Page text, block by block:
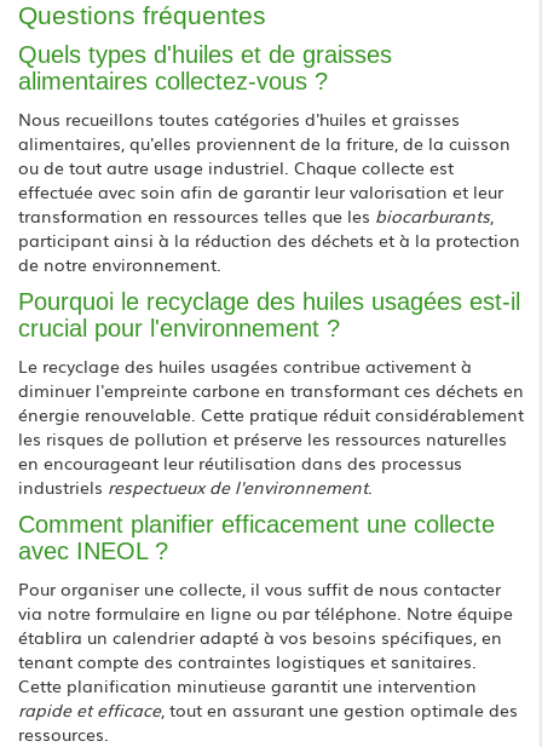
Questions fréquentes
Quels types d'huiles et de graisses
alimentaires collectez-vous ?
Nous recueillons toutes catégories d'huiles et graisses
alimentaires, qu'elles proviennent de la friture, de la cuisson
ou de tout autre usage industriel. Chaque collecte est
effectuée avec soin afin de garantir leur valorisation et leur
transformation en ressources telles que les biocarburants,
participant ainsi à la réduction des déchets et à la protection
de notre environnement.
Pourquoi le recyclage des huiles usagées est-il
crucial pour l'environnement ?
Le recyclage des huiles usagées contribue activement à
diminuer l'empreinte carbone en transformant ces déchets en
énergie renouvelable. Cette pratique réduit considérablement
les risques de pollution et préserve les ressources naturelles
en encourageant leur réutilisation dans des processus
industriels respectueux de l'environnement.
Comment planifier efficacement une collecte
avec INEOL ?
Pour organiser une collecte, il vous suffit de nous contacter
via notre formulaire en ligne ou par téléphone. Notre équipe
établira un calendrier adapté à vos besoins spécifiques, en
tenant compte des contraintes logistiques et sanitaires.
Cette planification minutieuse garantit une intervention
rapide et efficace, tout en assurant une gestion optimale des
ressources.